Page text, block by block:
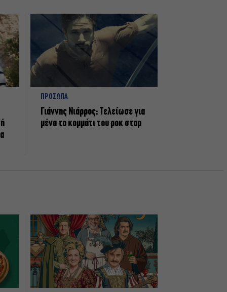
ΠΡΟΣΩΠΑ
Γιάννης Νιάρρος: Τελείωσε για
μένα το κομμάτι του ροκ σταρ